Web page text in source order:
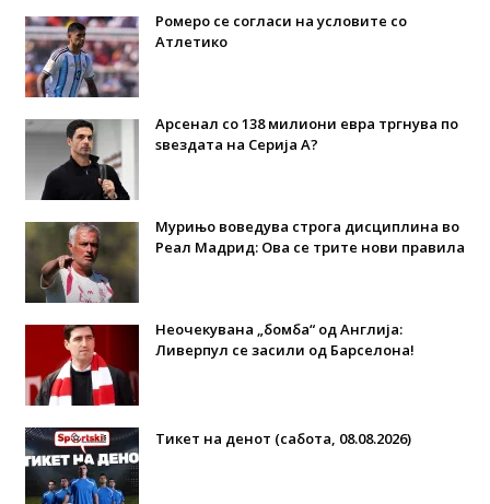
Ромеро се согласи на условите со
Атлетико
Арсенал со 138 милиони евра тргнува по
ѕвездата на Серија А?
Мурињо воведува строга дисциплина во
Реал Мадрид: Ова се трите нови правила
Неочекувана „бомба“ од Англија:
Ливерпул се засили од Барселона!
Тикет на денот (сабота, 08.08.2026)